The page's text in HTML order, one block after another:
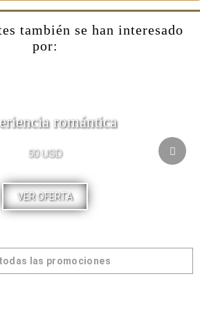
también se han interesado
por:
romántica
50 USD
VER OFERTA
las promociones